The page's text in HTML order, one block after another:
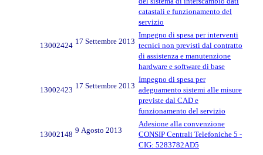
catastali e funzionamento del
servizio
13002424 17 Settembre 2013
Impegno di spesa per interventi
tecnici non previsti dal contratto
di assistenza e manutenzione
hardware e software di base
13002423 17 Settembre 2013
Impegno di spesa per
adeguamento sistemi alle misure
previste dal CAD e
funzionamento del servizio
13002148 9 Agosto 2013
Adesione alla convenzione
CONSIP Centrali Telefoniche 5 -
CIG: 5283782AD5